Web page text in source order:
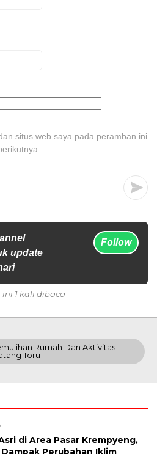
situs web saya pada peramban ini
update
Follow
ini 1 kali dibaca
Rumah Dan Aktivitas
Toru
di Area Pasar Krempyeng,
Perubahan Iklim